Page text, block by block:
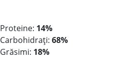
Proteine: 14%
Carbohidrați: 68%
Grăsimi: 18%